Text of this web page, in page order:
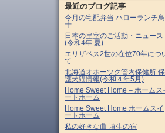
最近のブログ記事
今月の宅配弁当 ハローランチ鳥
十
日本の皇室のご活動・ニュース
(令和4年 夏)
エリザベス2世の在位70年につ
て
北海道オホーツク管内保健所 保
護犬猫情報(令和４年5月)
Home Sweet Home – ホームス
ートホーム
Home Sweet Home ホームスイ
ートホーム
私の好きな曲 埴生の宿